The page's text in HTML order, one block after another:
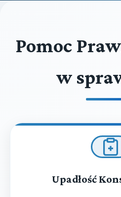
Pomoc
w
Upadłość